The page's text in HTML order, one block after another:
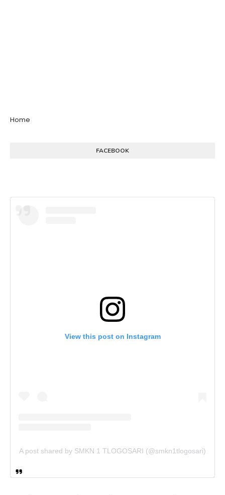
Home
FACEBOOK
View this post on Instagram
A post shared by SMKN 1 TLOGOSARI (@smkn1tlogosari)